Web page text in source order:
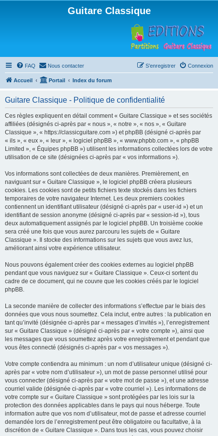
Guitare Classique
FAQ Nous contacter Connexion
S’enregistrer
Accueil Portail Index du forum
Guitare Classique - Politique de confidentialité
Ces règles expliquent en détail comment « Guitare Classique » et ses sociétés
affiliées (désignés ci-après par « nous », « notre », « nos », « Guitare
Classique », « https://classicguitare.com ») et phpBB (désigné ci-après par
« ils », « eux », « leur », « logiciel phpBB », « www.phpbb.com », « phpBB
Limited », « Équipes phpBB ») utilisent les informations collectées lors de votre
utilisation de ce site (désignées ci-après par « vos informations »).
Vos informations sont collectées de deux manières. Premièrement, en
naviguant sur « Guitare Classique », le logiciel phpBB créera plusieurs
cookies. Les cookies sont de petits fichiers texte stockés dans les fichiers
temporaires de votre navigateur Internet. Les deux premiers cookies
contiennent un identifiant utilisateur (désigné ci-après par « user-id ») et un
identifiant de session anonyme (désigné ci-après par « session-id »), tous
deux automatiquement assignés par le logiciel phpBB. Un troisième cookie
sera créé une fois que vous aurez parcouru les sujets de « Guitare
Classique ». Il stocke des informations sur les sujets que vous avez lus,
améliorant ainsi votre expérience utilisateur.
Nous pouvons également créer des cookies externes au logiciel phpBB
pendant que vous naviguez sur « Guitare Classique ». Ceux-ci sortent du
cadre de ce document, qui ne couvre que les cookies créés par le logiciel
phpBB.
La seconde manière de collecter des informations s’effectue par le biais des
données que vous nous soumettez. Cela inclut, entre autres : la publication en
tant qu’invité (désignée ci-après par « messages d’invités »), l’enregistrement
sur « Guitare Classique » (désigné ci-après par « votre compte »), ainsi que
les messages que vous soumettez après votre enregistrement et pendant que
vous êtes connecté (désignés ci-après par « vos messages »).
Votre compte contiendra au minimum : un nom d’utilisateur unique (désigné ci-
après par « votre nom d’utilisateur »), un mot de passe personnel utilisé pour
vous connecter (désigné ci-après par « votre mot de passe »), et une adresse
courriel valide (désignée ci-après par « votre courriel »). Les informations de
votre compte sur « Guitare Classique » sont protégées par les lois sur la
protection des données applicables dans le pays qui nous héberge. Toute
information autre que vos nom d’utilisateur, mot de passe et adresse courriel
demandée lors de l’enregistrement peut être obligatoire ou facultative, à la
discrétion de « Guitare Classique ». Dans tous les cas, vous pouvez choisir